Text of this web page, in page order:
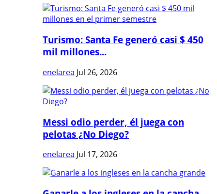
Turismo: Santa Fe generó casi $ 450
mil millones...
enelarea Jul 26, 2026
Messi odio perder, él juega con
pelotas ¿No Diego?
enelarea Jul 17, 2026